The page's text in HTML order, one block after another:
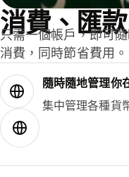
消費、匯
只需一個帳戶，即可
消費，同時節省費用。
隨時隨地管理你
集中管理各種貨